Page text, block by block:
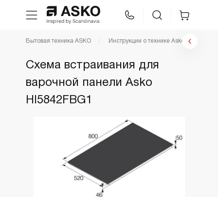
Техника для кухни
Asko Professional
Аксессуары
Бытовая техника ASKO Инструкции о технике Asko
Схема встраивания для
варочной панели Asko
HI5842FBG1